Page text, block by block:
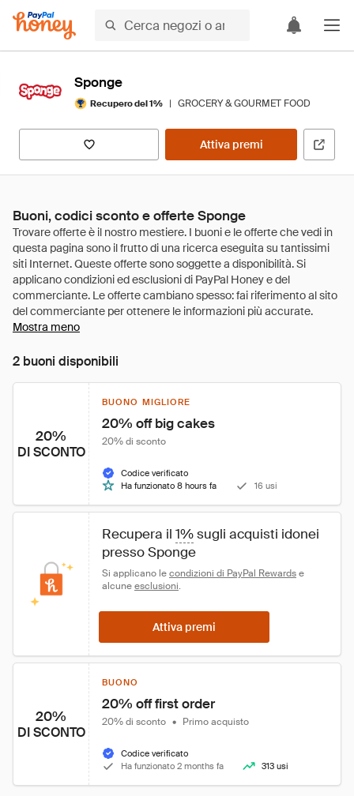
Sponge
Recupero del 1% | GROCERY & GOURMET FOOD
Attiva premi
Buoni, codici sconto e offerte Sponge
Mostra meno
2 buoni disponibili
20%
DI SCONTO
BUONO MIGLIORE
20% off big cakes
20% di sconto
Codice verificato
Ha funzionato 8 hours fa
16 usi
Recupera il 1% sugli acquisti idonei
presso Sponge
Si applicano le condizioni di PayPal Rewards e
alcune esclusioni.
Attiva premi
20%
DI SCONTO
BUONO
20% off first order
20% di sconto • Primo acquisto
Codice verificato
Ha funzionato 2 months fa
313 usi